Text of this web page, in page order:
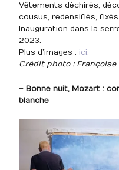
Vêtements déchirés,
cousus, redensifiés,
Inauguration dans la
2023.
Plus d’images : ici.
Crédit photo : Françoise
– Bonne nuit, Mozart :
blanche